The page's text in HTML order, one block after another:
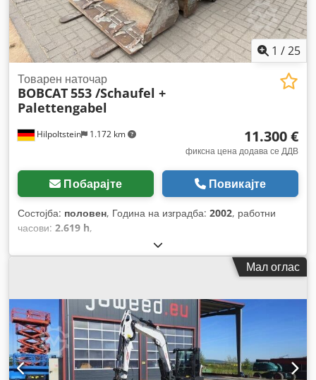
1 /25
Hilpoltstein 1.172 km
Товарен наточар
BOBCAT553 /Schaufel +
Palettengabel
11.300 €
фиксна цена додава се ДДВ
Побарајте Повикајте
Состојба: половен, Година на изградба: 2002, работни
часови: 2.619 h,
Мал оглас